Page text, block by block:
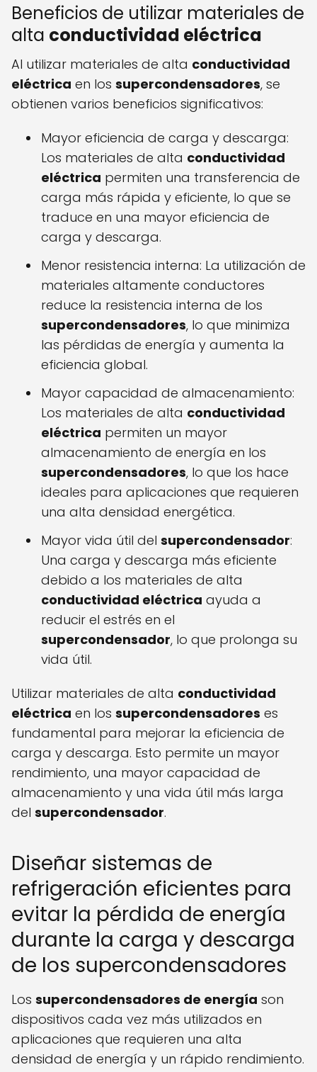
Beneficios de utilizar materiales de
alta conductividad eléctrica
Al utilizar materiales de alta conductividad
eléctrica en los supercondensadores, se
obtienen varios beneficios significativos:
Mayor eficiencia de carga y descarga:
Los materiales de alta conductividad
eléctrica permiten una transferencia de
carga más rápida y eficiente, lo que se
traduce en una mayor eficiencia de
carga y descarga.
Menor resistencia interna: La utilización de
materiales altamente conductores
reduce la resistencia interna de los
supercondensadores, lo que minimiza
las pérdidas de energía y aumenta la
eficiencia global.
Mayor capacidad de almacenamiento:
Los materiales de alta conductividad
eléctrica permiten un mayor
almacenamiento de energía en los
supercondensadores, lo que los hace
ideales para aplicaciones que requieren
una alta densidad energética.
Mayor vida útil del supercondensador:
Una carga y descarga más eficiente
debido a los materiales de alta
conductividad eléctrica ayuda a
reducir el estrés en el
supercondensador, lo que prolonga su
vida útil.
Utilizar materiales de alta conductividad
eléctrica en los supercondensadores es
fundamental para mejorar la eficiencia de
carga y descarga. Esto permite un mayor
rendimiento, una mayor capacidad de
almacenamiento y una vida útil más larga
del supercondensador.
Diseñar sistemas de
refrigeración eficientes para
evitar la pérdida de energía
durante la carga y descarga
de los supercondensadores
Los supercondensadores de energía son
dispositivos cada vez más utilizados en
aplicaciones que requieren una alta
densidad de energía y un rápido rendimiento.